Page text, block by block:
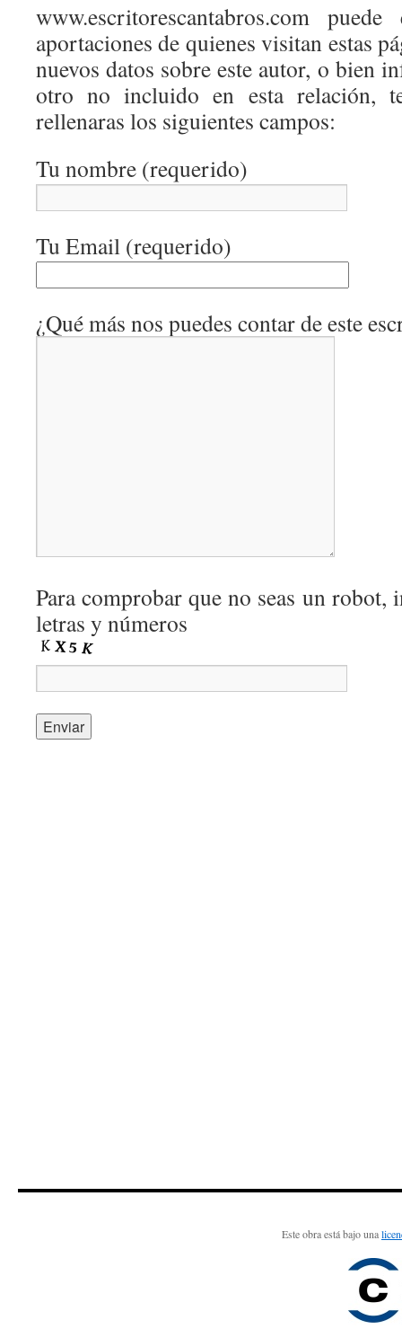
www.escritorescantabros.com
aportaciones de quienes visitan estas
nuevos datos sobre este autor, o bien
otro no incluido en esta relación,
rellenaras los siguientes campos:
Tu nombre (requerido)
Tu Email (requerido)
¿Qué más nos puedes contar de este
Para comprobar que no seas un robot,
letras y números
Este obra está bajo una